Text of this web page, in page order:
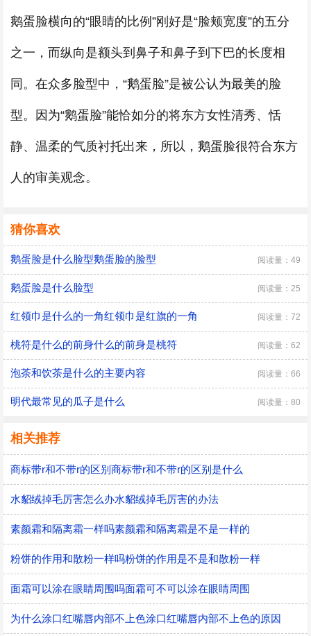
鹅蛋脸横向的“眼睛的比例”刚好是“脸颊宽度”的五分
之一，而纵向是额头到鼻子和鼻子到下巴的长度相
同。在众多脸型中，“鹅蛋脸”是被公认为最美的脸
型。因为“鹅蛋脸”能恰如分的将东方女性清秀、恬
静、温柔的气质衬托出来，所以，鹅蛋脸很符合东方
人的审美观念。
猜你喜欢
鹅蛋脸是什么脸型鹅蛋脸的脸型 阅读量：49
鹅蛋脸是什么脸型 阅读量：25
红领巾是什么的一角红领巾是红旗的一角 阅读量：72
桃符是什么的前身什么的前身是桃符 阅读量：62
泡茶和饮茶是什么的主要内容 阅读量：66
明代最常见的瓜子是什么 阅读量：80
相关推荐
商标带r和不带r的区别商标带r和不带r的区别是什么
水貂绒掉毛厉害怎么办水貂绒掉毛厉害的办法
素颜霜和隔离霜一样吗素颜霜和隔离霜是不是一样的
粉饼的作用和散粉一样吗粉饼的作用是不是和散粉一样
面霜可以涂在眼睛周围吗面霜可不可以涂在眼睛周围
为什么涂口红嘴唇内部不上色涂口红嘴唇内部不上色的原因